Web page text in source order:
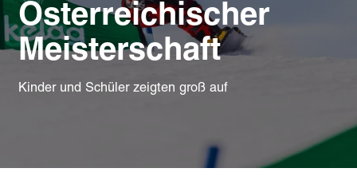
Österreichischer
Meisterschaft
Kinder und Schüler zeigten groß auf